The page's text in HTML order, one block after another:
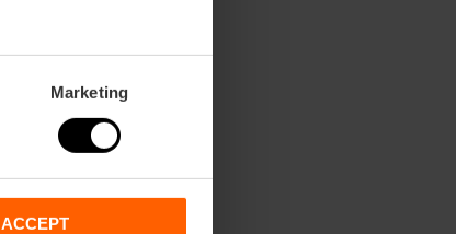
Marketing
ACCEPT